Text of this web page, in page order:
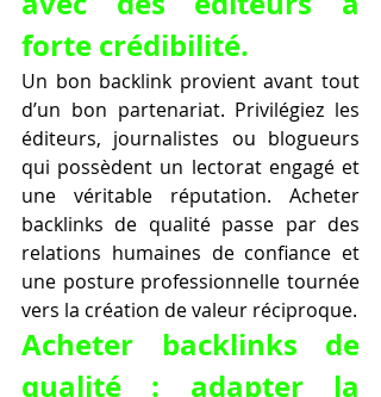
forte crédibilité.
Un bon backlink provient avant tout
d’un bon partenariat. Privilégiez les
éditeurs, journalistes ou blogueurs
qui possèdent un lectorat engagé et
une véritable réputation. Acheter
backlinks de qualité passe par des
relations humaines de confiance et
une posture professionnelle tournée
vers la création de valeur réciproque.
Acheter backlinks de
qualité : adapter la